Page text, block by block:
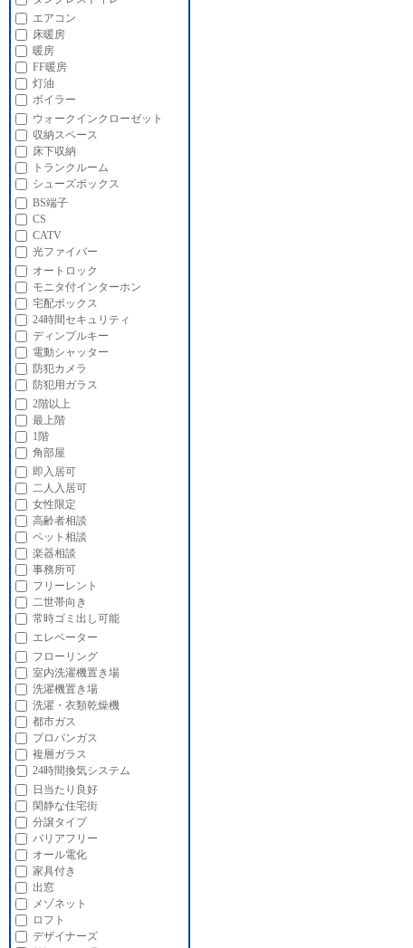
エアコン
床暖房
暖房
FF暖房
灯油
ボイラー
ウォークインクローゼット
収納スペース
床下収納
トランクルーム
シューズボックス
BS端子
CS
CATV
光ファイバー
オートロック
モニタ付インターホン
宅配ボックス
24時間セキュリティ
ディンプルキー
電動シャッター
防犯カメラ
防犯用ガラス
2階以上
最上階
1階
角部屋
即入居可
二人入居可
女性限定
高齢者相談
ペット相談
楽器相談
事務所可
フリーレント
二世帯向き
常時ゴミ出し可能
エレベーター
フローリング
室内洗濯機置き場
洗濯機置き場
洗濯・衣類乾燥機
都市ガス
プロパンガス
複層ガラス
24時間換気システム
日当たり良好
閑静な住宅街
分譲タイプ
バリアフリー
オール電化
家具付き
出窓
メゾネット
ロフト
デザイナーズ